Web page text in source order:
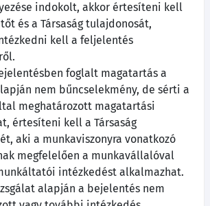
indokolt, akkor értesíteni kell
és a Társaság tulajdonosát,
kell a feljelentés
foglalt magatartás a
nem bűncselekmény, de sérti a
meghatározott magatartási
értesíteni kell a Társaság
aki a munkaviszonyra vonatkozó
megfelelően a munkavállalóval
intézkedést alkalmazhat.
alapján a bejelentés nem